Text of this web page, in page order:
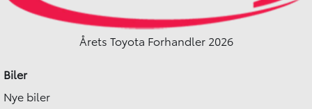
Årets Toyota Forhandler 2026
Biler
Nye biler